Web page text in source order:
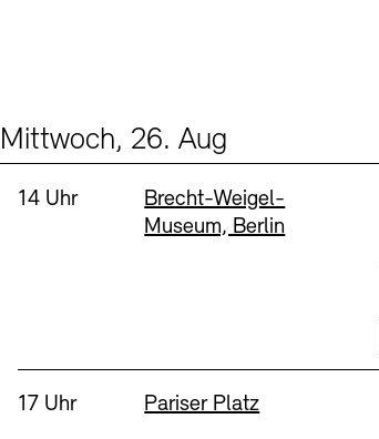
Mittwoch, 26. Aug
Uhrzeit:
14 Uhr Standort
Brecht-Weigel-
Museum, Berlin
Uhrzeit:
17 Uhr Standort
Pariser Platz